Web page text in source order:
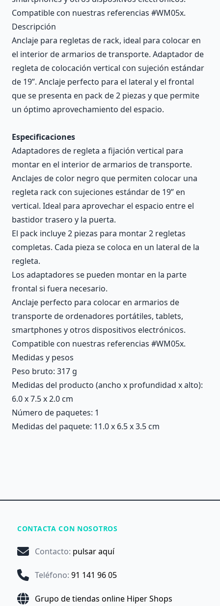
Compatible con nuestras referencias #WM05x.
Descripción
Anclaje para regletas de rack, ideal para colocar en
el interior de armarios de transporte. Adaptador de
regleta de colocación vertical con sujeción estándar
de 19”. Anclaje perfecto para el lateral y el frontal
que se presenta en pack de 2 piezas y que permite
un óptimo aprovechamiento del espacio.
Especificaciones
Adaptadores de regleta a fijación vertical para
montar en el interior de armarios de transporte.
Anclajes de color negro que permiten colocar una
regleta rack con sujeciones estándar de 19” en
vertical. Ideal para aprovechar el espacio entre el
bastidor trasero y la puerta.
El pack incluye 2 piezas para montar 2 regletas
completas. Cada pieza se coloca en un lateral de la
regleta.
Los adaptadores se pueden montar en la parte
frontal si fuera necesario.
Anclaje perfecto para colocar en armarios de
transporte de ordenadores portátiles, tablets,
smartphones y otros dispositivos electrónicos.
Compatible con nuestras referencias #WM05x.
Medidas y pesos
Peso bruto: 317 g
Medidas del producto (ancho x profundidad x alto):
6.0 x 7.5 x 2.0 cm
Número de paquetes: 1
Medidas del paquete: 11.0 x 6.5 x 3.5 cm
CONTACTA CON NOSOTROS
Contacto: pulsar aquí
Teléfono: 91 141 96 05
Grupo de tiendas online Hiper Shops